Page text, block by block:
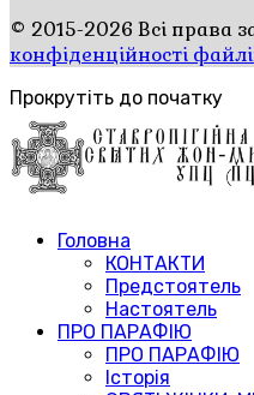
© 2015-2026 Всі права
конфіденційності
Прокрутіть до початку
Головна
КОНТАКТИ
Предстоятель
Настоятель
ПРО ПАРАФІЮ
ПРО ПАРАФІЮ
Історія